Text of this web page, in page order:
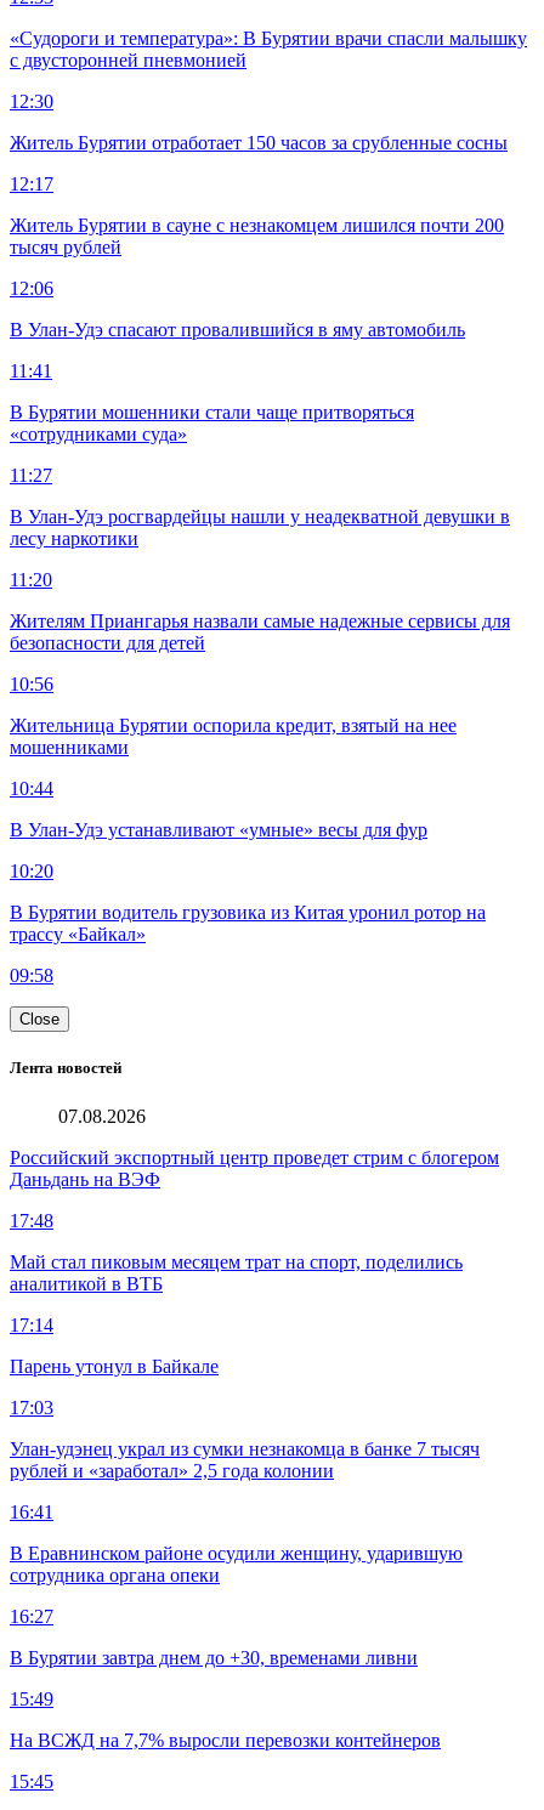
«Судороги и температура»: В Бурятии врачи спасли малышку
с двусторонней пневмонией
12:30
Житель Бурятии отработает 150 часов за срубленные сосны
12:17
Житель Бурятии в сауне с незнакомцем лишился почти 200
тысяч рублей
12:06
В Улан-Удэ спасают провалившийся в яму автомобиль
11:41
В Бурятии мошенники стали чаще притворяться
«сотрудниками суда»
11:27
В Улан-Удэ росгвардейцы нашли у неадекватной девушки в
лесу наркотики
11:20
Жителям Приангарья назвали самые надежные сервисы для
безопасности для детей
10:56
Жительница Бурятии оспорила кредит, взятый на нее
мошенниками
10:44
В Улан-Удэ устанавливают «умные» весы для фур
10:20
В Бурятии водитель грузовика из Китая уронил ротор на
трассу «Байкал»
09:58
Close
Лента новостей
07.08.2026
Российский экспортный центр проведет стрим с блогером
Даньдань на ВЭФ
17:48
Май стал пиковым месяцем трат на спорт, поделились
аналитикой в ВТБ
17:14
Парень утонул в Байкале
17:03
Улан-удэнец украл из сумки незнакомца в банке 7 тысяч
рублей и «заработал» 2,5 года колонии
16:41
В Еравнинском районе осудили женщину, ударившую
сотрудника органа опеки
16:27
В Бурятии завтра днем до +30, временами ливни
15:49
На ВСЖД на 7,7% выросли перевозки контейнеров
15:45